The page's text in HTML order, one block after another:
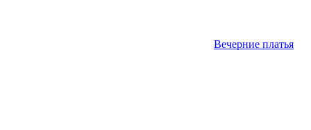
Вечерние платья